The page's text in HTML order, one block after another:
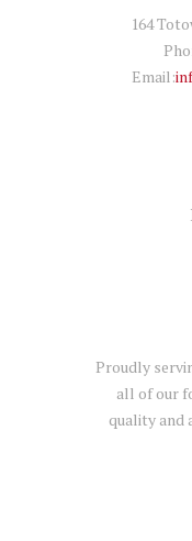
164
Email:
Proudly
all of our
quality and